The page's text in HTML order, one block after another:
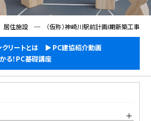
居住施設 ─ （仮称）神崎川駅前計画Ⅰ期新築工事
リートとは
PC建協紹介動画
る！PC基礎講座